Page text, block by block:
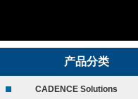
产品分类
CADENCE Solutions